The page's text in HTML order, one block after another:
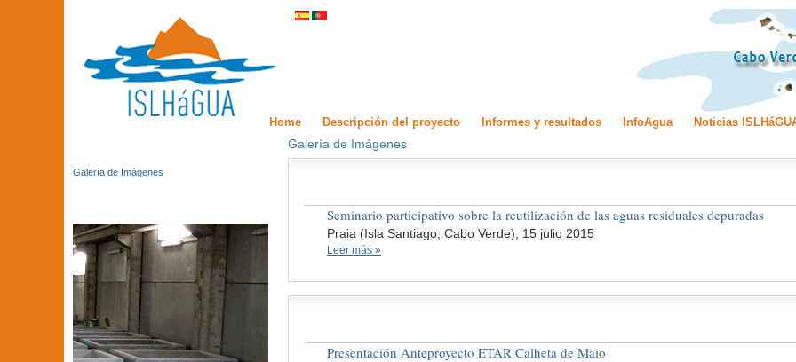
Home Descripción del proyecto Informes y resultados InfoAgua Noticias
Galería de Imágenes
Galería de Imágenes
Seminario participativo sobre la reutilización de las aguas residuales depuradas
Praia (Isla Santiago, Cabo Verde), 15 julio 2015
Leer más »
Presentación Anteproyecto ETAR Calheta de Maio